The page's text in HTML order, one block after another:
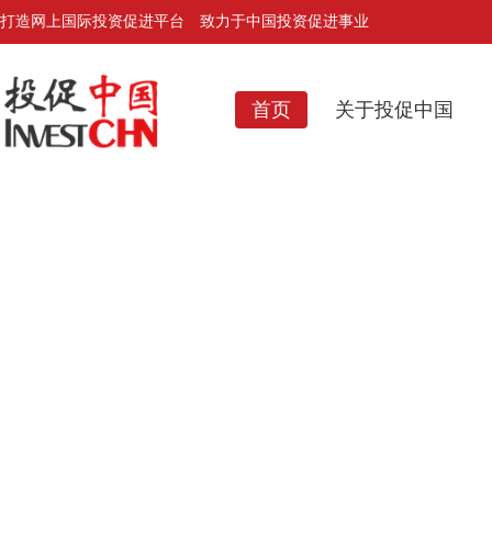
打造网上国际投资促进平台 致力于中国投资促进事业
首页 关于投促中国